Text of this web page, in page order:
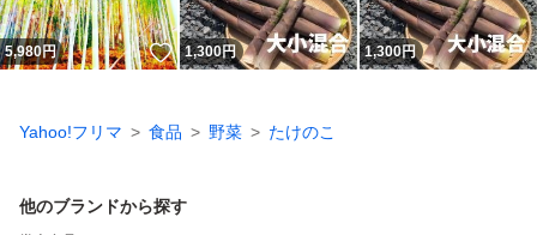
5,980円 いいね！
1,300円 1,300円
Yahoo!フリマ 食品 野菜 たけのこ
他のブランドから探す